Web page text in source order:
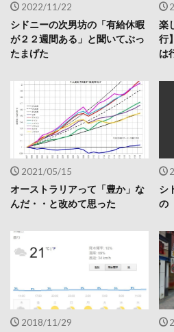
2022/11/22
シドニーの次男坊の「有給休暇
が２２週間ある」と聞いてぶっ
たまげた
楽
行
は
2021/05/15
オーストラリアって「豊か」な
んだ・・と改めて思った
シ
の
2018/11/29